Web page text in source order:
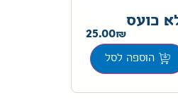
25.00
הוספה לסל